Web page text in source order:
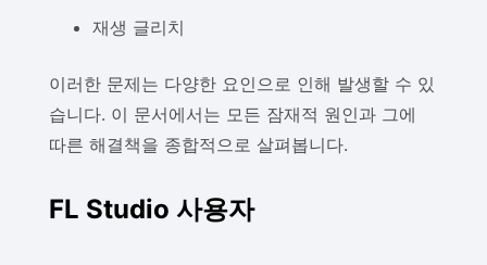
재생 글리치
이러한 문제는 다양한 요인으로 인해 발생할 수 있
습니다. 이 문서에서는 모든 잠재적 원인과 그에
따른 해결책을 종합적으로 살펴봅니다.
FL Studio 사용자